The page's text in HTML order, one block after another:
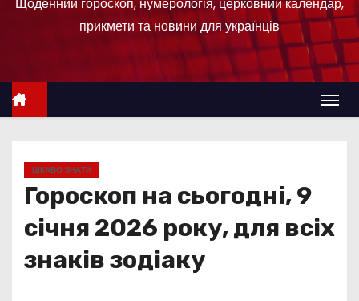
е
прикмети та новини для українців
ЦІКАВО ЗНАТИ
Гороскоп на сьогодні, 9
січня 2026 року, для всіх
знаків зодіаку